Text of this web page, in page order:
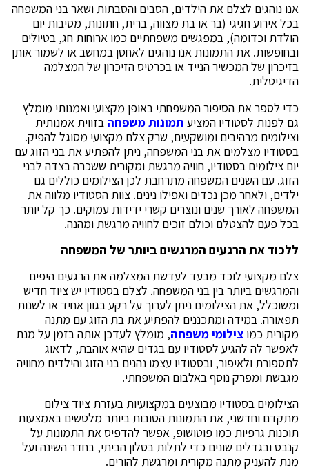
אנו נוהגים לצלם את הילדים, הסבים והסבתות ושאר בני המשפחה
בכל אירוע חגיגי (בר או בת מצווה, ברית, חתונות, מסיבות יום
הולדת וכדומה), במפגשים משפחתיים כמו ארוחות חג, בטיולים
ובחופשות. את התמונות אנו נוהגים לאחסן במחשב או לשמור אותן
בזיכרון של המכשיר הנייד או בכרטיס הזיכרון של המצלמה
הדיגיטלית.
כדי לספר את הסיפור המשפחתי באופן מקצועי ואמנותי מומלץ
גם לפנות לסטודיו המציע תמונות משפחה בזווית אמנותית
וצילומים מרהיבים ומושקעים, שרק צלם מקצועי מסוגל להפיק.
בסטודיו מצלמים את בני המשפחה, ניתן להפתיע את בני הזוג עם
יום צילומים בסטודיו, חוויה מרגשת ומקורית ששכרה בצדה לבני
הזוג. עם השנים המשפחה מתרחבת לכן הצילומים כוללים גם
ילדים, ולאחר מכן נכדים ואפילו נינים. צוות הסטודיו מלווה את
המשפחה לאורך שנים ונוצרים קשרי ידידות עמוקים. כך קל יותר
בכל פעם להצטלם וכולם זוכים לחוויה מרגשת ומהנה.
ללכוד את הרגעים המרגשים ביותר של המשפחה
צלם מקצועי לוכד מבעד לעדשת המצלמה את הרגעים היפים
והמרגשים ביותר בין בני המשפחה. לצלם בסטודיו יש ציוד חדיש
ומשוכלל, את הצילומים ניתן לערוך על רקע בגוון אחיד או לשנות
תפאורה. במידה ומתכננים להפתיע את בת הזוג עם מתנה
מקורית כמו צילומי משפחה, מומלץ לעדכן אותה בזמן על מנת
לאפשר לה להגיע לסטודיו עם בגדים שהיא אוהבת, לדאוג
לתספורת ולאיפור, ובסטודיו עצמו נהנים בני הזוג והילדים מחוויה
מגבשת ומפרק נוסף באלבום המשפחתי.
הצילומים בסטודיו מבוצעים במקצועיות בעזרת ציוד צילום
מתקדם וחדשני, את התמונות הטובות ביותר מלטשים באמצעות
תוכנות גרפיות כמו פוטושופ, אפשר להדפיס את התמונות על
קנבס ובגדלים שונים כדי לתלות בסלון הביתי, בחדר השינה ועל
מנת להעניק מתנה מקורית ומרגשת להורים.